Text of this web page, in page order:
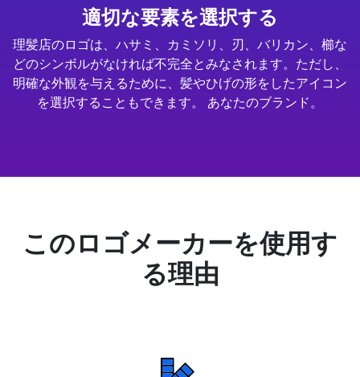
適切な要素を選択する
理髪店のロゴは、ハサミ、カミソリ、刃、バリカン、櫛な
どのシンボルがなければ不完全とみなされます。ただし、
明確な外観を与えるために、髪やひげの形をしたアイコン
を選択することもできます。 あなたのブランド。
このロゴメーカーを使用す
る理由